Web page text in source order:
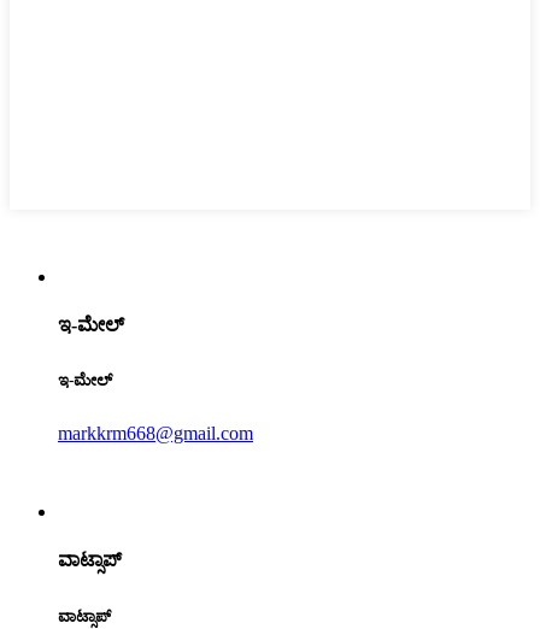
ಇ-ಮೇಲ್
ಇ-ಮೇಲ್
markkrm668@gmail.com
ವಾಟ್ಸಾಪ್
ವಾಟ್ಸಾಪ್